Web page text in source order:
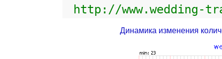
http://www.wedding-
Динамика изменения